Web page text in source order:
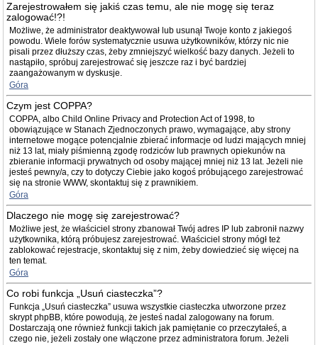
Zarejestrowałem się jakiś czas temu, ale nie mogę się teraz
zalogować!?!
Możliwe, że administrator deaktywował lub usunął Twoje konto z jakiegoś
powodu. Wiele forów systematycznie usuwa użytkowników, którzy nic nie
pisali przez dłuższy czas, żeby zmniejszyć wielkość bazy danych. Jeżeli to
nastąpiło, spróbuj zarejestrować się jeszcze raz i być bardziej
zaangażowanym w dyskusje.
Góra
Czym jest COPPA?
COPPA, albo Child Online Privacy and Protection Act of 1998, to
obowiązujące w Stanach Zjednoczonych prawo, wymagające, aby strony
internetowe mogące potencjalnie zbierać informacje od ludzi mających mniej
niż 13 lat, miały piśmienną zgodę rodziców lub prawnych opiekunów na
zbieranie informacji prywatnych od osoby mającej mniej niż 13 lat. Jeżeli nie
jesteś pewny/a, czy to dotyczy Ciebie jako kogoś próbującego zarejestrować
się na stronie WWW, skontaktuj się z prawnikiem.
Góra
Dlaczego nie mogę się zarejestrować?
Możliwe jest, że właściciel strony zbanował Twój adres IP lub zabronił nazwy
użytkownika, którą próbujesz zarejestrować. Właściciel strony mógł też
zablokować rejestracje, skontaktuj się z nim, żeby dowiedzieć się więcej na
ten temat.
Góra
Co robi funkcja „Usuń ciasteczka”?
Funkcja „Usuń ciasteczka” usuwa wszystkie ciasteczka utworzone przez
skrypt phpBB, które powodują, że jesteś nadal zalogowany na forum.
Dostarczają one również funkcji takich jak pamiętanie co przeczytałeś, a
czego nie, jeżeli zostały one włączone przez administratora forum. Jeżeli